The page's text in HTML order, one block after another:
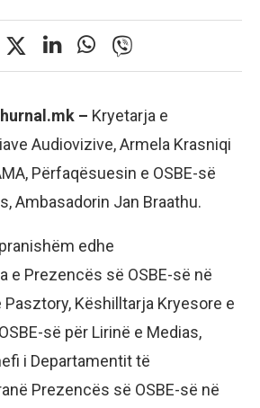
– Kryetarja e
Audiovizive, Armela Krasniqi
Përfaqësuesin e OSBE-së
Ambasadorin Jan Braathu.
edhe
e Prezencës së OSBE-së në
Këshilltarja Kryesore e
së për Lirinë e Medias,
i Departamentit të
Prezencës së OSBE-së në